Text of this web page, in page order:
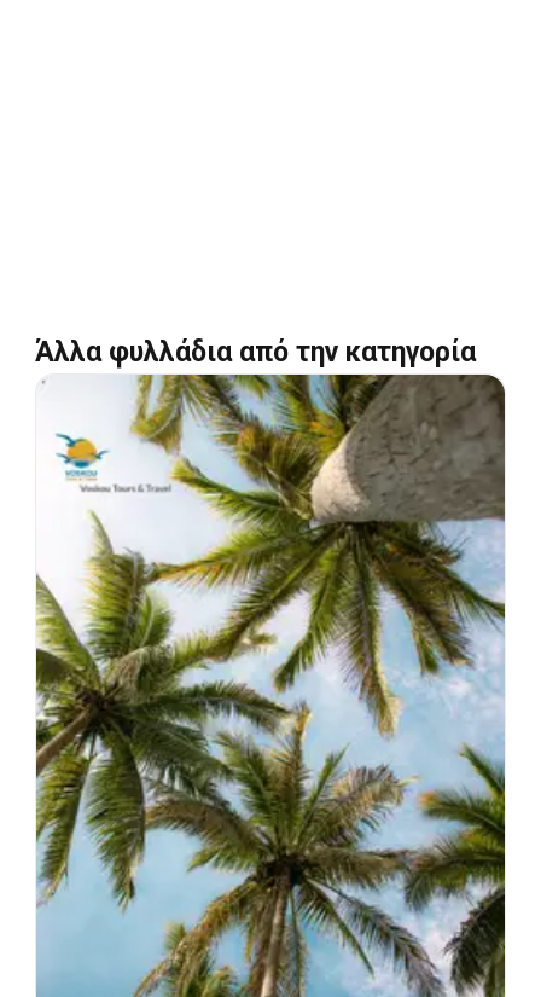
Άλλα φυλλάδια από την κατηγορία